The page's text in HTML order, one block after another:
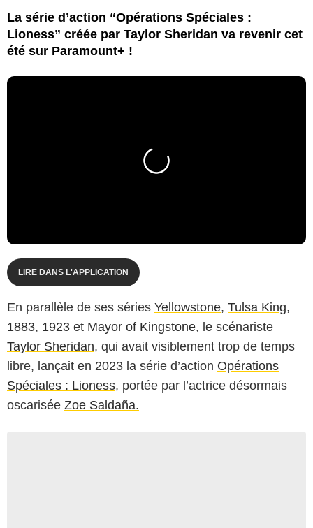
La série d’action “Opérations Spéciales :
Lioness” créée par Taylor Sheridan va revenir cet
été sur Paramount+ !
LIRE DANS L'APPLICATION
En parallèle de ses séries Yellowstone, Tulsa King,
1883, 1923 et Mayor of Kingstone, le scénariste
Taylor Sheridan, qui avait visiblement trop de temps
libre, lançait en 2023 la série d’action Opérations
Spéciales : Lioness, portée par l’actrice désormais
oscarisée Zoe Saldaña.